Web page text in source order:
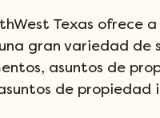
Texas ofrece
gran variedad de
asuntos de
de propiedad